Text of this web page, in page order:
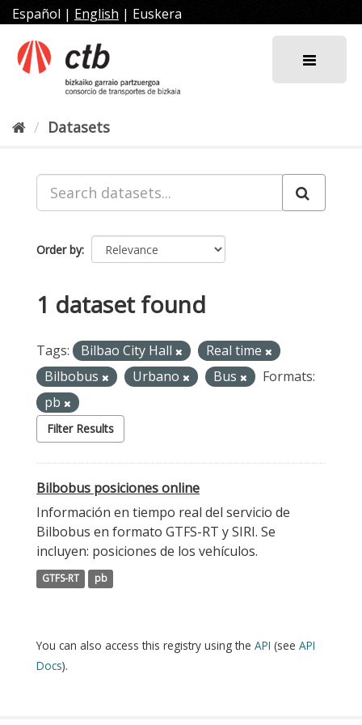
Skip
to
content
Español | English | Euskera
Datasets
Order by
1 dataset found
Tags: Bilbao City Hall
Real time
Bilbobus
Urbano Bus
Formats:
pb
Filter Results
Bilbobus posiciones online
Información en tiempo real del servicio de
Bilbobus en formato GTFS-RT y SIRI. Se
incluyen: posiciones de los vehículos.
GTFS-RT pb
You can also access this registry using the API (see API
Docs).